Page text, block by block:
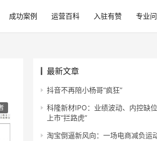
成功案例 运营百科 入驻有赞 专业
最新文章
抖音不再陪小杨哥“疯狂”
科隆新材IPO：业绩波动、内控缺
上市“拦路虎”
淘宝倒逼新风向：一场电商减负运